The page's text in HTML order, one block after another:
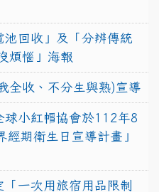
池回收」及「分辨傳統
煩惱」海報
全收、不分生與熟)宣導
球小紅帽協會於112年8
經期衛生日宣導計畫」
一次用旅宿用品限制